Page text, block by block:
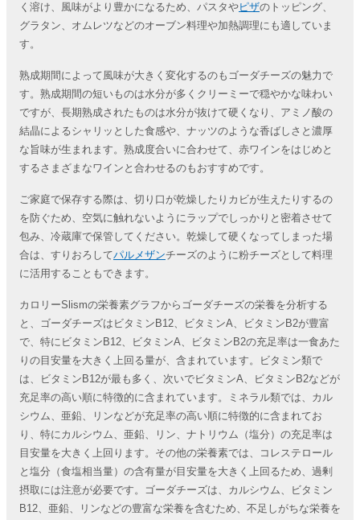
く溶け、風味がより豊かになるため、パスタやピザのトッピング、
グラタン、オムレツなどのオーブン料理や加熱調理にも適していま
す。
熟成期間によって風味が大きく変化するのもゴーダチーズの魅力で
す。熟成期間の短いものは水分が多くクリーミーで穏やかな味わい
ですが、長期熟成されたものは水分が抜けて硬くなり、アミノ酸の
結晶によるシャリッとした食感や、ナッツのような香ばしさと濃厚
な旨味が生まれます。熟成度合いに合わせて、赤ワインをはじめと
するさまざまなワインと合わせるのもおすすめです。
ご家庭で保存する際は、切り口が乾燥したりカビが生えたりするの
を防ぐため、空気に触れないようにラップでしっかりと密着させて
包み、冷蔵庫で保管してください。乾燥して硬くなってしまった場
合は、すりおろしてパルメザンチーズのように粉チーズとして料理
に活用することもできます。
カロリーSlismの栄養素グラフからゴーダチーズの栄養を分析する
と、ゴーダチーズはビタミンB12、ビタミンA、ビタミンB2が豊富
で、特にビタミンB12、ビタミンA、ビタミンB2の充足率は一食あた
りの目安量を大きく上回る量が、含まれています。ビタミン類で
は、ビタミンB12が最も多く、次いでビタミンA、ビタミンB2などが
充足率の高い順に特徴的に含まれています。ミネラル類では、カル
シウム、亜鉛、リンなどが充足率の高い順に特徴的に含まれてお
り、特にカルシウム、亜鉛、リン、ナトリウム（塩分）の充足率は
目安量を大きく上回ります。その他の栄養素では、コレステロール
と塩分（食塩相当量）の含有量が目安量を大きく上回るため、過剰
摂取には注意が必要です。ゴーダチーズは、カルシウム、ビタミン
B12、亜鉛、リンなどの豊富な栄養を含むため、不足しがちな栄養を